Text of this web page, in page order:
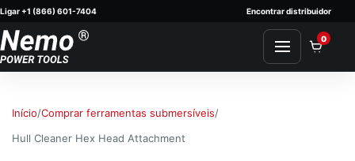
Skip to content
Ligar +1 (866) 601-7404 Encontrar distribuidor
0
Início/Comprar ferramentas submersíveis/
Hull Cleaner Hex Head Attachment